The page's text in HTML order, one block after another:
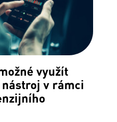
využít
v rámci